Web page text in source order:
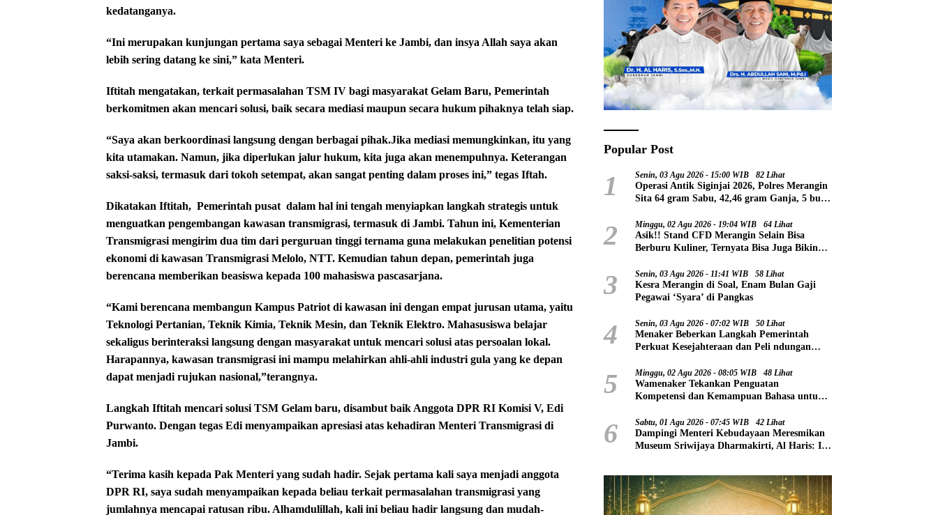
kedatanganya.
“Ini merupakan kunjungan pertama saya sebagai Menteri ke Jambi, dan insya Allah saya akan
lebih sering datang ke sini,” kata Menteri.
Iftitah mengatakan, terkait permasalahan TSM IV bagi masyarakat Gelam Baru, Pemerintah
berkomitmen akan mencari solusi, baik secara mediasi maupun secara hukum pihaknya telah siap.
“Saya akan berkoordinasi langsung dengan berbagai pihak.Jika mediasi memungkinkan, itu yang
kita utamakan. Namun, jika diperlukan jalur hukum, kita juga akan menempuhnya. Keterangan
saksi-saksi, termasuk dari tokoh setempat, akan sangat penting dalam proses ini,” tegas Iftah.
Dikatakan Iftitah, Pemerintah pusat dalam hal ini tengah menyiapkan langkah strategis untuk
menguatkan pengembangan kawasan transmigrasi, termasuk di Jambi. Tahun ini, Kementerian
Transmigrasi mengirim dua tim dari perguruan tinggi ternama guna melakukan penelitian potensi
ekonomi di kawasan Transmigrasi Melolo, NTT. Kemudian tahun depan, pemerintah juga
berencana memberikan beasiswa kepada 100 mahasiswa pascasarjana.
“Kami berencana membangun Kampus Patriot di kawasan ini dengan empat jurusan utama, yaitu
Teknologi Pertanian, Teknik Kimia, Teknik Mesin, dan Teknik Elektro. Mahasusiswa belajar
sekaligus berinteraksi langsung dengan masyarakat untuk mencari solusi atas persoalan lokal.
Harapannya, kawasan transmigrasi ini mampu melahirkan ahli-ahli industri gula yang ke depan
dapat menjadi rujukan nasional,”terangnya.
Langkah Iftitah mencari solusi TSM Gelam baru, disambut baik Anggota DPR RI Komisi V, Edi
Purwanto. Dengan tegas Edi menyampaikan apresiasi atas kehadiran Menteri Transmigrasi di
Jambi.
“Terima kasih kepada Pak Menteri yang sudah hadir. Sejak pertama kali saya menjadi anggota
DPR RI, saya sudah menyampaikan kepada beliau terkait permasalahan transmigrasi yang
jumlahnya mencapai ratusan ribu. Alhamdulillah, kali ini beliau hadir langsung dan mudah-
Popular Post
1 Senin, 03 Agu 2026 - 15:00 WIB 82 Lihat
Operasi Antik Siginjai 2026, Polres Merangin
Sita 64 gram Sabu, 42,46 gram Ganja, 5 butir
2 Minggu, 02 Agu 2026 - 19:04 WIB 64 Lihat
Asik!! Stand CFD Merangin Selain Bisa
Berburu Kuliner, Ternyata Bisa Juga Bikin
3 Senin, 03 Agu 2026 - 11:41 WIB 58 Lihat
Kesra Merangin di Soal, Enam Bulan Gaji
Pegawai ‘Syara’ di Pangkas
4 Senin, 03 Agu 2026 - 07:02 WIB 50 Lihat
Menaker Beberkan Langkah Pemerintah
Perkuat Kesejahteraan dan Peli ndungan
5 Minggu, 02 Agu 2026 - 08:05 WIB 48 Lihat
Wamenaker Tekankan Penguatan
Kompetensi dan Kemampuan Bahasa untuk
6 Sabtu, 01 Agu 2026 - 07:45 WIB 42 Lihat
Dampingi Menteri Kebudayaan Meresmikan
Museum Sriwijaya Dharmakirti, Al Haris: Ini